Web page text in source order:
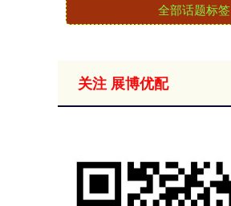
全部话题标签
关注 展博优配